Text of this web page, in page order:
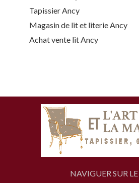
Tapissier Ancy
Magasin de lit et literie Ancy
Achat vente lit Ancy
NAVIGUER SUR